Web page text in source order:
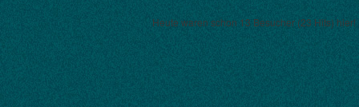
Heute waren schon 13 Besucher (23 Hits) hier!